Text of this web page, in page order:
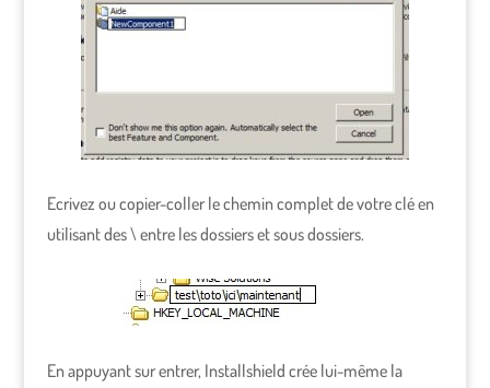
Ecrivez ou copier-coller le chemin complet de votre clé en
utilisant des \ entre les dossiers et sous dossiers.
En appuyant sur entrer, Installshield crée lui-même la